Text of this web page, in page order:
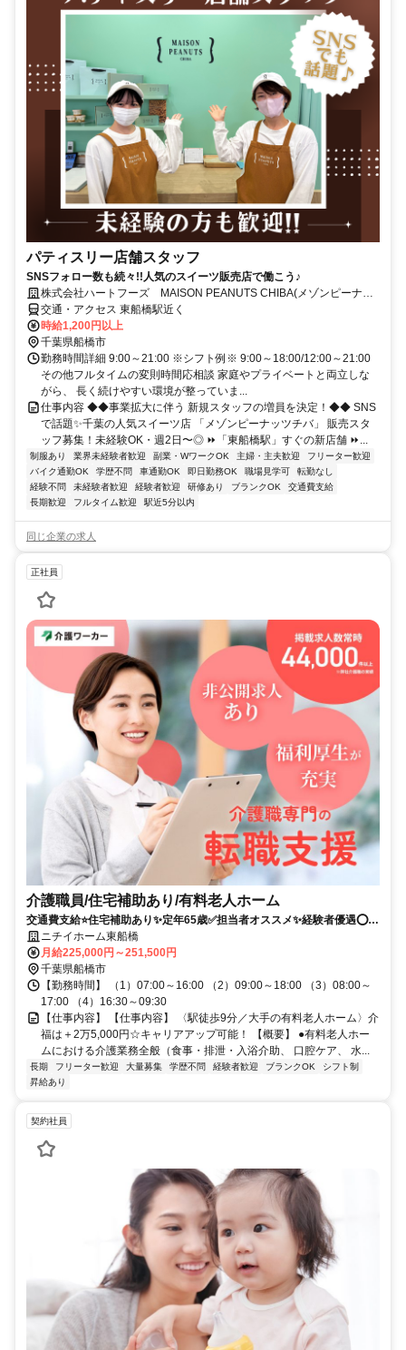
パティスリー店舗スタッフ
SNSフォロー数も続々!!人気のスイーツ販売店で働こう♪
株式会社ハートフーズ MAISON PEANUTS CHIBA(メゾンピーナッ
ツチバ)
交通・アクセス 東船橋駅近く
時給1,200円以上
千葉県船橋市
勤務時間詳細 9:00～21:00 ※シフト例※ 9:00～18:00/12:00～21:00
その他フルタイムの変則時間応相談 家庭やプライベートと両立しな
がら、 長く続けやすい環境が整っていま...
仕事内容 ◆◆事業拡大に伴う 新規スタッフの増員を決定！◆◆ SNS
で話題✨千葉の人気スイーツ店 「メゾンピーナッツチバ」 販売スタ
ッフ募集！未経験OK・週2日〜◎ ⏩「東船橋駅」すぐの新店舗 ⏩...
制服あり 業界未経験者歓迎 副業・WワークOK 主婦・主夫歓迎
フリーター歓迎
バイク通勤OK
学歴不問 車通勤OK 即日勤務OK 職場見学可
転勤なし
経験不問
未経験者歓迎 経験者歓迎 研修あり ブランクOK
交通費支給
長期歓迎
フルタイム歓迎 駅近5分以内
同じ企業の求人
正社員
介護職員/住宅補助あり/有料老人ホーム
交通費支給⭐️住宅補助あり✨定年65歳✅️担当者オススメ✨経験者優遇⭕️駅
チカニチイホーム東船橋
月給225,000円～251,500円
千葉県船橋市
【勤務時間】 （1）07:00～16:00 （2）09:00～18:00 （3）08:00～
17:00 （4）16:30～09:30
【仕事内容】 【仕事内容】 〈駅徒歩9分／大手の有料老人ホーム〉介
福は＋2万5,000円☆キャリアアップ可能！ 【概要】 ●有料老人ホー
ムにおける介護業務全般（食事・排泄・入浴介助、 口腔ケア、 水...
長期 フリーター歓迎 大量募集 学歴不問 経験者歓迎 ブランクOK
シフト制
昇給あり
契約社員